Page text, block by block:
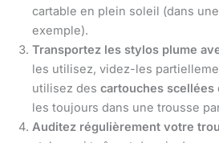
cartable en plein soleil (dans
exemple).
Transportez les stylos plume
les utilisez, videz-les
utilisez des cartouches scellées
les toujours dans une trousse
Auditez régulièrement votre